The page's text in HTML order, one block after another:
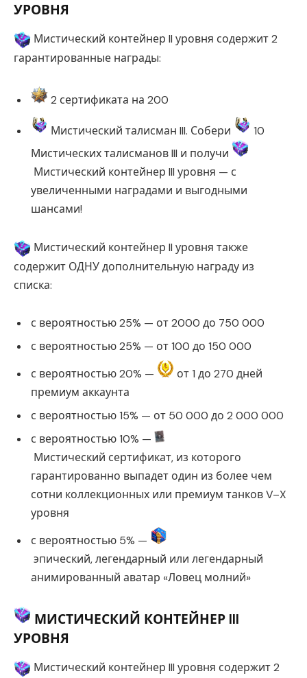
УРОВНЯ
Мистический контейнер II уровня содержит 2
гарантированные награды:
2 сертификата на 200
Мистический талисман III. Собери
10
Мистических талисманов III и получи
Мистический контейнер III уровня — с
увеличенными наградами и выгодными
шансами!
Мистический контейнер II уровня также
содержит ОДНУ дополнительную награду из
списка:
с вероятностью 25% — от 2000 до 750 000
с вероятностью 25% — от 100 до 150 000
с вероятностью 20% —
от 1 до 270 дней
премиум аккаунта
с вероятностью 15% — от 50 000 до 2 000 000
с вероятностью 10% —
Мистический сертификат, из которого
гарантированно выпадет один из более чем
сотни коллекционных или премиум танков V–X
уровня
с вероятностью 5% —
эпический, легендарный или легендарный
анимированный аватар «Ловец молний»
МИСТИЧЕСКИЙ КОНТЕЙНЕР III
УРОВНЯ
Мистический контейнер III уровня содержит 2